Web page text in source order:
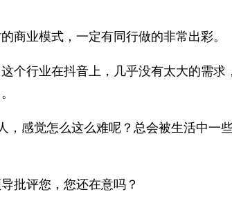
商业模式，一定有同行做的非常出彩。
个行业在抖音上，几乎没有太大的需求
感觉怎么这么难呢？总会被生活中一
批评您，您还在意吗？